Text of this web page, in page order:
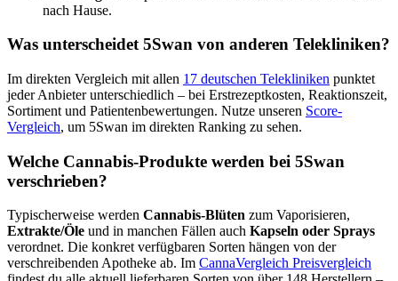
nach Hause.
Was unterscheidet 5Swan von anderen Telekliniken?
Im direkten Vergleich mit allen 17 deutschen Telekliniken punktet
jeder Anbieter unterschiedlich – bei Erstrezeptkosten, Reaktionszeit,
Sortiment und Patientenbewertungen. Nutze unseren Score-
Vergleich, um 5Swan im direkten Ranking zu sehen.
Welche Cannabis-Produkte werden bei 5Swan
verschrieben?
Typischerweise werden Cannabis-Blüten zum Vaporisieren,
Extrakte/Öle und in manchen Fällen auch Kapseln oder Sprays
verordnet. Die konkret verfügbaren Sorten hängen von der
verschreibenden Apotheke ab. Im CannaVergleich Preisvergleich